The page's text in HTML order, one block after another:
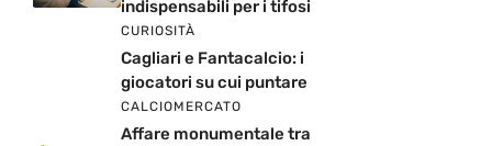
indispensabili per i tifosi
CURIOSITÀ
Cagliari e Fantacalcio: i
giocatori su cui puntare
CALCIOMERCATO
Affare monumentale tra